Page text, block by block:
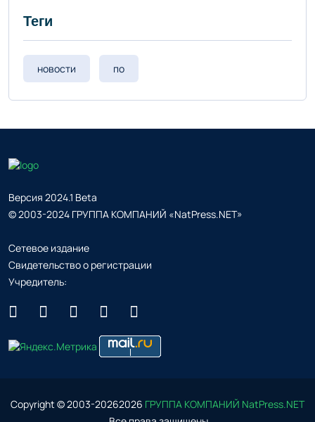
Теги
новости по
Версия 2024.1 Beta
© 2003-2024 ГРУППА КОМПАНИЙ «NatPress.NET»
Сетевое издание
Свидетельство о регистрации
Учредитель:
Copyright © 2003-20262026 ГРУППА КОМПАНИЙ NatPress.NET